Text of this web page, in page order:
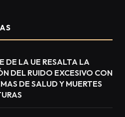
DE LA UE RESALTA LA
DEL RUIDO EXCESIVO CON
DE SALUD Y MUERTES